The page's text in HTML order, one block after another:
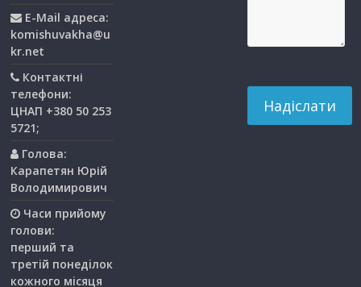
E-Mail адреса:
komishuvakha@u
kr.net
Контактні
телефони:
ЦНАП +380 50 253
5721;
Голова:
Карапетян Юрій
Володимирович
Часи прийому
голови:
перший та
третiй понедiлок
кожного мiсяця